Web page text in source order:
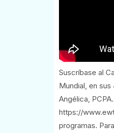
Suscríbase al
Mundial, en
Angélica,
https://
programas.